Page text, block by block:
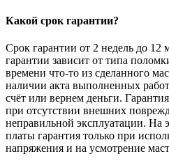
Какой срок гарантии?
Срок гарантии от 2 недель до 12
гарантии зависит от типа
времени что-то из сделанного
наличии акта выполненных
счёт или вернем деньги.
при отсутствии внешних
неправильной эксплуатации. На
платы гарантия только при
напряжения и на усмотрение